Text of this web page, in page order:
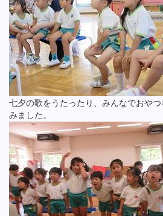
七夕の歌をうたったり、みんなでおや
みました。